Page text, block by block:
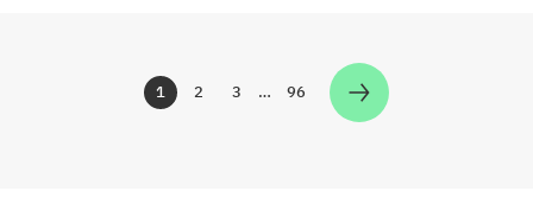
Zur Seite
1 Zur Seite
2 Zur Seite
3 … Zur Seite
96